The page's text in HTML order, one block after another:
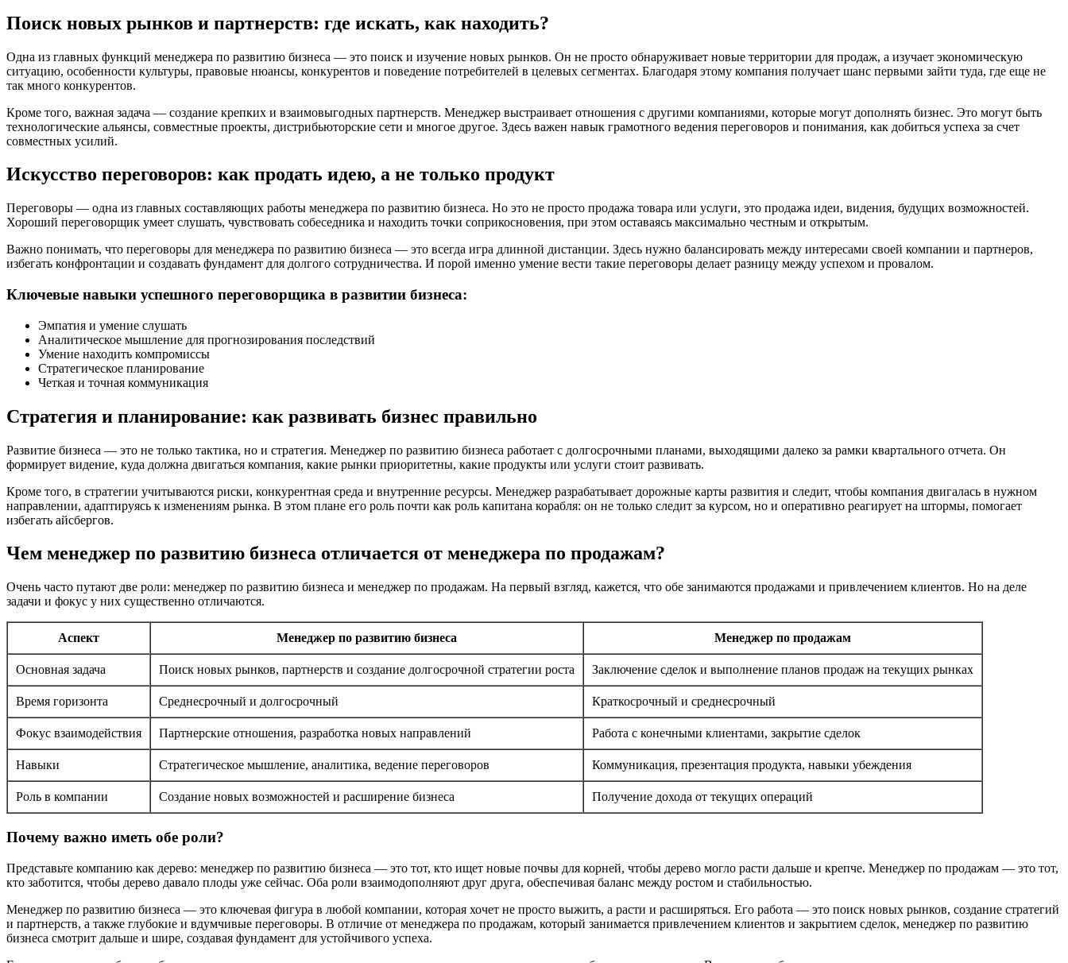
Поиск новых рынков и партнерств: где искать, как находить?
Одна из главных функций менеджера по развитию бизнеса — это поиск и изучение новых рынков. Он не просто обнаруживает новые территории для продаж, а изучает экономическую
ситуацию, особенности культуры, правовые нюансы, конкурентов и поведение потребителей в целевых сегментах. Благодаря этому компания получает шанс первыми зайти туда, где еще не
так много конкурентов.
Кроме того, важная задача — создание крепких и взаимовыгодных партнерств. Менеджер выстраивает отношения с другими компаниями, которые могут дополнять бизнес. Это могут быть
технологические альянсы, совместные проекты, дистрибьюторские сети и многое другое. Здесь важен навык грамотного ведения переговоров и понимания, как добиться успеха за счет
совместных усилий.
Искусство переговоров: как продать идею, а не только продукт
Переговоры — одна из главных составляющих работы менеджера по развитию бизнеса. Но это не просто продажа товара или услуги, это продажа идеи, видения, будущих возможностей.
Хороший переговорщик умеет слушать, чувствовать собеседника и находить точки соприкосновения, при этом оставаясь максимально честным и открытым.
Важно понимать, что переговоры для менеджера по развитию бизнеса — это всегда игра длинной дистанции. Здесь нужно балансировать между интересами своей компании и партнеров,
избегать конфронтации и создавать фундамент для долгого сотрудничества. И порой именно умение вести такие переговоры делает разницу между успехом и провалом.
Ключевые навыки успешного переговорщика в развитии бизнеса:
Эмпатия и умение слушать
Аналитическое мышление для прогнозирования последствий
Умение находить компромиссы
Стратегическое планирование
Четкая и точная коммуникация
Стратегия и планирование: как развивать бизнес правильно
Развитие бизнеса — это не только тактика, но и стратегия. Менеджер по развитию бизнеса работает с долгосрочными планами, выходящими далеко за рамки квартального отчета. Он
формирует видение, куда должна двигаться компания, какие рынки приоритетны, какие продукты или услуги стоит развивать.
Кроме того, в стратегии учитываются риски, конкурентная среда и внутренние ресурсы. Менеджер разрабатывает дорожные карты развития и следит, чтобы компания двигалась в нужном
направлении, адаптируясь к изменениям рынка. В этом плане его роль почти как роль капитана корабля: он не только следит за курсом, но и оперативно реагирует на штормы, помогает
избегать айсбергов.
Чем менеджер по развитию бизнеса отличается от менеджера по продажам?
Очень часто путают две роли: менеджер по развитию бизнеса и менеджер по продажам. На первый взгляд, кажется, что обе занимаются продажами и привлечением клиентов. Но на деле
задачи и фокус у них существенно отличаются.
Аспект Менеджер по развитию бизнеса Менеджер по продажам
Основная задача Поиск новых рынков, партнерств и создание долгосрочной стратегии роста Заключение сделок и выполнение планов продаж на текущих рынках
Время горизонта Среднесрочный и долгосрочный Краткосрочный и среднесрочный
Фокус взаимодействия Партнерские отношения, разработка новых направлений Работа с конечными клиентами, закрытие сделок
Навыки Стратегическое мышление, аналитика, ведение переговоров Коммуникация, презентация продукта, навыки убеждения
Роль в компании Создание новых возможностей и расширение бизнеса Получение дохода от текущих операций
Почему важно иметь обе роли?
Представьте компанию как дерево: менеджер по развитию бизнеса — это тот, кто ищет новые почвы для корней, чтобы дерево могло расти дальше и крепче. Менеджер по продажам — это тот,
кто заботится, чтобы дерево давало плоды уже сейчас. Оба роли взаимодополняют друг друга, обеспечивая баланс между ростом и стабильностью.
Менеджер по развитию бизнеса — это ключевая фигура в любой компании, которая хочет не просто выжить, а расти и расширяться. Его работа — это поиск новых рынков, создание стратегий
и партнерств, а также глубокие и вдумчивые переговоры. В отличие от менеджера по продажам, который занимается привлечением клиентов и закрытием сделок, менеджер по развитию
бизнеса смотрит дальше и шире, создавая фундамент для устойчивого успеха.